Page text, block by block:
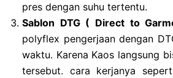
pres dengan suhu tertentu.
Sablon DTG ( Direct to
polyflex pengerjaan dengan
waktu. Karena Kaos langsung
tersebut. cara kerjanya